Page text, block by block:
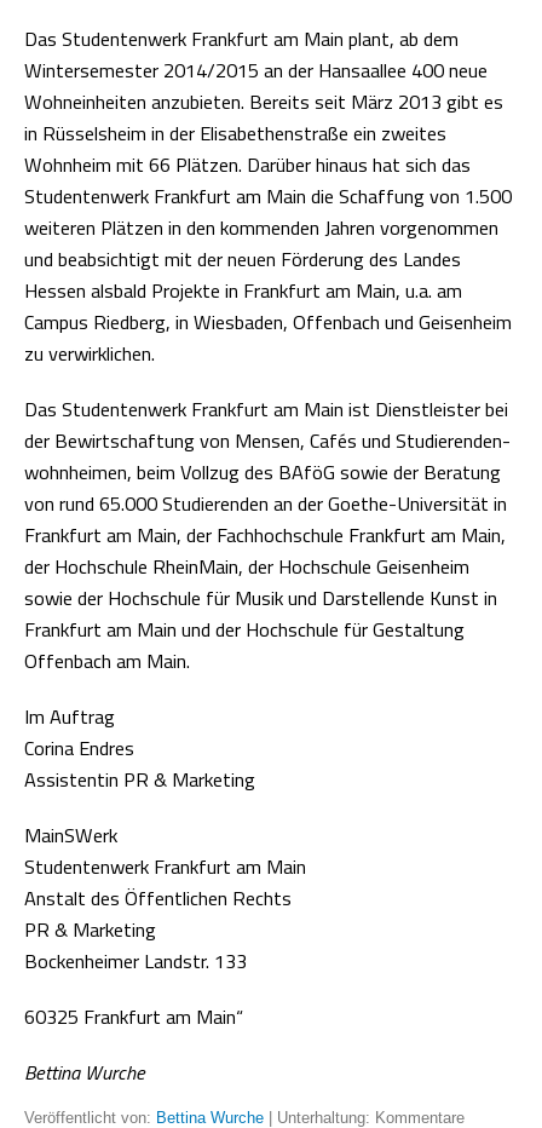
Das Studentenwerk Frankfurt am Main plant, ab dem
Wintersemester 2014/2015 an der Hansaallee 400 neue
Wohneinheiten anzubieten. Bereits seit März 2013 gibt es
in Rüsselsheim in der Elisabethenstraße ein zweites
Wohnheim mit 66 Plätzen. Darüber hinaus hat sich das
Studentenwerk Frankfurt am Main die Schaffung von 1.500
weiteren Plätzen in den kommenden Jahren vorgenommen
und beabsichtigt mit der neuen Förderung des Landes
Hessen alsbald Projekte in Frankfurt am Main, u.a. am
Campus Riedberg, in Wiesbaden, Offenbach und Geisenheim
zu verwirklichen.
Das Studentenwerk Frankfurt am Main ist Dienstleister bei
der Bewirtschaftung von Mensen, Cafés und Studierenden-
wohnheimen, beim Vollzug des BAföG sowie der Beratung
von rund 65.000 Studierenden an der Goethe-Universität in
Frankfurt am Main, der Fachhochschule Frankfurt am Main,
der Hochschule RheinMain, der Hochschule Geisenheim
sowie der Hochschule für Musik und Darstellende Kunst in
Frankfurt am Main und der Hochschule für Gestaltung
Offenbach am Main.
Im Auftrag
Corina Endres
Assistentin PR & Marketing
MainSWerk
Studentenwerk Frankfurt am Main
Anstalt des Öffentlichen Rechts
PR & Marketing
Bockenheimer Landstr. 133
60325 Frankfurt am Main“
Bettina Wurche
Veröffentlicht von: Bettina Wurche | Unterhaltung: Kommentare